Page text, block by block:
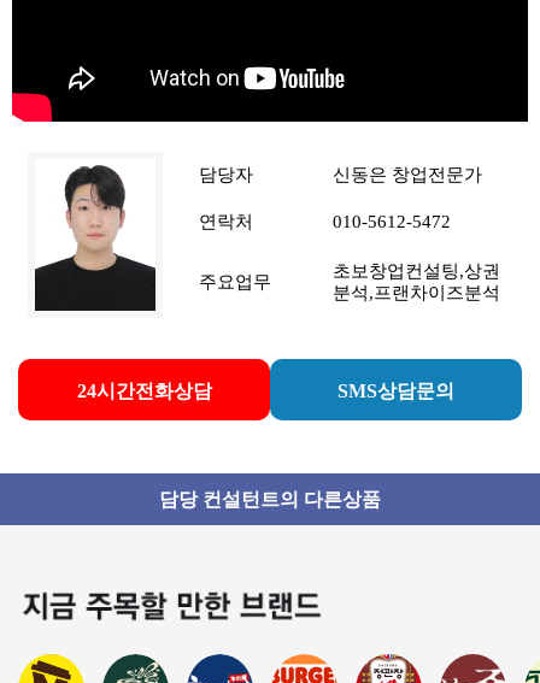
담당자 신동은 창업전문가
연락처 010-5612-5472
주요업무
초보창업컨설팅,상권
분석,프랜차이즈분석
24시간전화상담 SMS상담문의
담당 컨설턴트의 다른상품